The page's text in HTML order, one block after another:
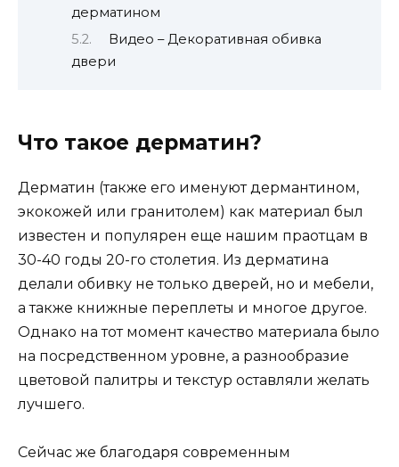
дерматином
Видео – Декоративная обивка
двери
Что такое дерматин?
Дерматин (также его именуют дермантином,
экокожей или гранитолем) как материал был
известен и популярен еще нашим праотцам в
30-40 годы 20-го столетия. Из дерматина
делали обивку не только дверей, но и мебели,
а также книжные переплеты и многое другое.
Однако на тот момент качество материала было
на посредственном уровне, а разнообразие
цветовой палитры и текстур оставляли желать
лучшего.
Сейчас же благодаря современным